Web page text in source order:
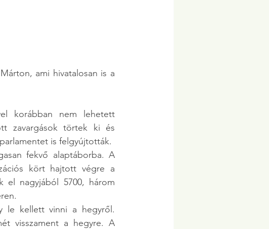
ami hivatalosan is a
korábban nem lehetett
zavargások törtek ki és
is felgyújtották.
fekvő alaptáborba. A
kört hajtott végre a
el nagyjából 5700, három
le kellett vinni a hegyről.
visszament a hegyre. A